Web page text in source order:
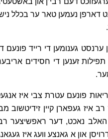
דארפן נעמען טאר ער בכלל
ערנסט גענומען די רייד
זענען די חסידים
פונעם עטרת צבי איז
איז געפארן קיין זידיטשוב
האלב נאכט, דער ראפשיצער
און א גאנצע וועג איז